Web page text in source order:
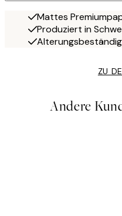
Mattes
Produziert in
ZU
Andere